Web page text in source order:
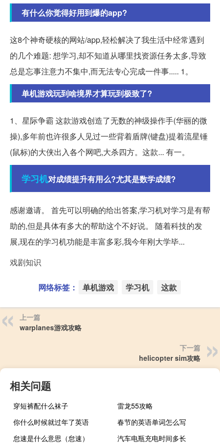
有什么你觉得好用到爆的app?
这8个神奇硬核的网站/app,轻松解决了我生活中经常遇到
的几个难题: 想学习,却不知道从哪里找资源任务太多,导致
总是忘事注意力不集中,而无法专心完成一件事..... 1。
单机游戏玩到啥境界才算玩到极致了?
1、星际争霸 这款游戏创造了无数的神级操作手(华丽的微
操),多年前也许很多人见过一些背着盾牌(键盘)提着流星锤
(鼠标)的大侠出入各个网吧,大杀四方。这款... 有一。
学习机对成绩提升有用么?尤其是数学成绩?
感谢邀请。 首先可以明确的给出答案,学习机对学习是有帮
助的,但是具体有多大的帮助这个不好说。 随着科技的发
展,现在的学习机功能是丰富多彩,我今年刚大学毕...
戏剧知识
网络标签： 单机游戏 学习机 这款
上一篇
warplanes游戏攻略
下一篇
helicopter sim攻略
相关问题
穿短裤配什么袜子
雷龙55攻略
你什么时候就过年了英语
春节的英语单词怎么写
怠速是什么意思（怠速）
汽车电瓶充电时间多长